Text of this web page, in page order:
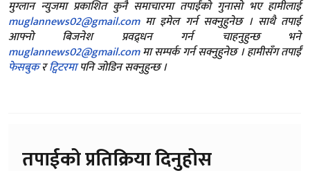
मुग्लान न्युजमा प्रकाशित कुनै समाचारमा तपाईंको गुनासो भए हामीलाई
muglannews02@gmail.comमा इमेल गर्न सक्नुहुनेछ । साथै तपाई
आफ्नो बिजनेश प्रवद्र्धन गर्न चाहनुहुन्छ भने
muglannews02@gmail.comमा सम्पर्क गर्न सक्नुहुनेछ । हामीसँग तपाईं
फेसबुकरट्विटरमापनि जोडिन सक्नुहुन्छ ।
तपाईको प्रतिक्रिया दिनुहोस